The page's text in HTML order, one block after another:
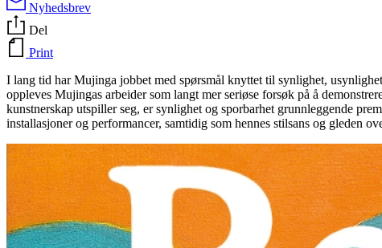
Nyhedsbrev
Del
Print
I lang tid har Mujinga jobbet med spørsmål knyttet til synlighet,
oppleves Mujingas arbeider som langt mer seriøse forsøk på å
kunstnerskap utspiller seg, er synlighet og sporbarhet grunnleggende
installasjoner og performancer, samtidig som hennes stilsans og gleden